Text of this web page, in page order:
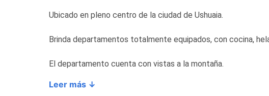
Ubicado en pleno centro de la ciudad de Ushuaia.
Brinda departamentos totalmente equipados, con cocina,
El departamento cuenta con vistas a la montaña.
Leer más ↓